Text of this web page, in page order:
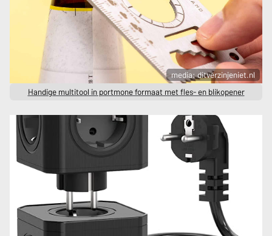
media: ditverzinjeniet.nl
Handige multitool in portmone formaat met fles- en blikopener